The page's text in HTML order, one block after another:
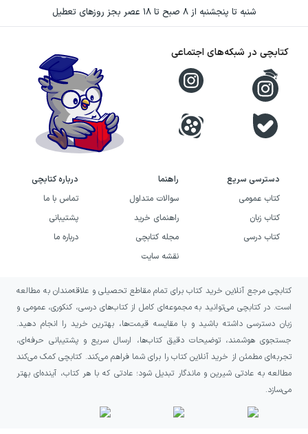
شنبه تا پنجشنبه از ۸ صبح تا ۱۸ عصر بجز روزهای تعطیل
دسترسی سریع
کتاب عمومی
کتاب زبان
کتاب درسی
راهنما
سوالات متداول
راهنمای خرید
مجله کتابچی
نقشه سایت
درباره کتابچی
تماس با ما
پشتیبانی
درباره ما
کتابچی در شبکه‌های اجتماعی
کتابچی مرجع آنلاین خرید کتاب برای تمام مقاطع تحصیلی و علاقه‌مندان به مطالعه
است. در کتابچی می‌توانید به مجموعه‌ای کامل از کتاب‌های درسی، کنکوری، عمومی و
زبان دسترسی داشته باشید و با مقایسه قیمت‌ها، بهترین خرید را انجام دهید.
جستجوی هوشمند، توضیحات دقیق کتاب‌ها، ارسال سریع و پشتیبانی حرفه‌ای،
تجربه‌ای مطمئن از خرید آنلاین کتاب را برای شما فراهم می‌کند. کتابچی کمک می‌کند
مطالعه به عادتی شیرین و ماندگار تبدیل شود؛ عادتی که با هر کتاب، آینده‌ای بهتر
می‌سازد.